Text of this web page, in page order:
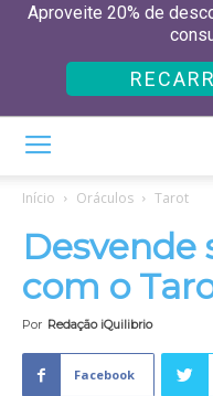
Início Oráculos Tarot
Desvende
com o
Por Redação iQuilibrio
Facebook
Aproveite 20% de